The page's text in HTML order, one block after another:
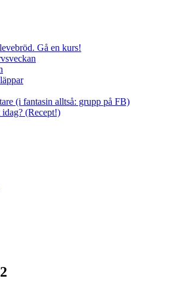
Gå en kurs!
(i fantasin alltså: grupp på FB)
(Recept!)